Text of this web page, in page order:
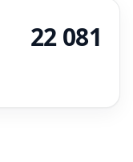
22 081